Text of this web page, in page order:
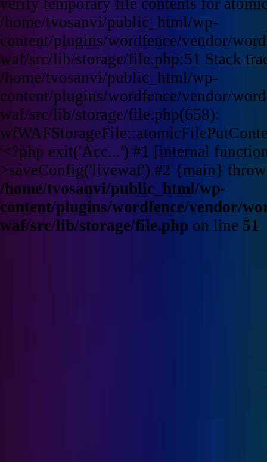
/home/tvosanvi/public_html/wp-
content/plugins/wordfence/vendor/
waf/src/lib/storage/file.php:51 Stack
/home/tvosanvi/public_html/wp-
content/plugins/wordfence/vendor/
waf/src/lib/storage/file.php(658):
'<?php exit('Acc...') #1 [internal
>saveConfig('livewaf') #2 {main}
/home/tvosanvi/public_html/wp-
content/plugins/wordfence/vendor/
waf/src/lib/storage/file.php on line 51